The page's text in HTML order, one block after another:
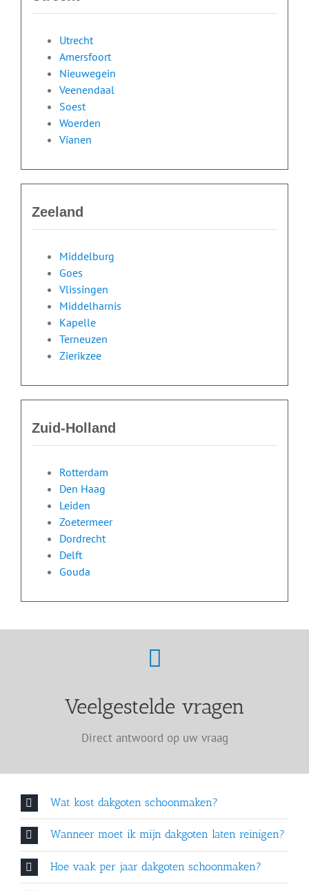
Utrecht
Amersfoort
Nieuwegein
Veenendaal
Soest
Woerden
Vianen
Zeeland
Middelburg
Goes
Vlissingen
Middelharnis
Kapelle
Terneuzen
Zierikzee
Zuid-Holland
Rotterdam
Den Haag
Leiden
Zoetermeer
Dordrecht
Delft
Gouda
Veelgestelde vragen
Direct antwoord op uw vraag
Wat kost dakgoten schoonmaken?
Wanneer moet ik mijn dakgoten laten reinigen?
Hoe vaak per jaar dakgoten schoonmaken?